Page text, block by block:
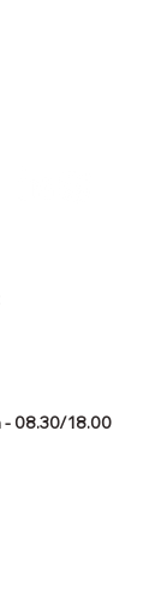
- 08.30/18.00